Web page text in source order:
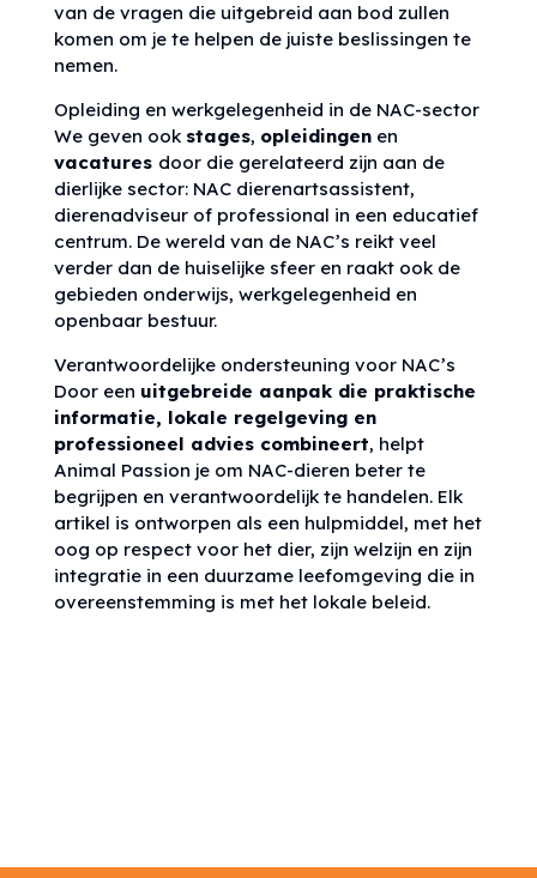
van de vragen die uitgebreid aan bod zullen
komen om je te helpen de juiste beslissingen te
nemen.
Opleiding en werkgelegenheid in de NAC-sector
We geven ook stages, opleidingenen
vacatures door die gerelateerd zijn aan de
dierlijke sector: NAC dierenartsassistent,
dierenadviseur of professional in een educatief
centrum. De wereld van de NAC’s reikt veel
verder dan de huiselijke sfeer en raakt ook de
gebieden onderwijs, werkgelegenheid en
openbaar bestuur.
Verantwoordelijke ondersteuning voor NAC’s
Door een uitgebreide aanpak die praktische
informatie, lokale regelgeving en
professioneel advies combineert, helpt
Animal Passion je om NAC-dieren beter te
begrijpen en verantwoordelijk te handelen. Elk
artikel is ontworpen als een hulpmiddel, met het
oog op respect voor het dier, zijn welzijn en zijn
integratie in een duurzame leefomgeving die in
overeenstemming is met het lokale beleid.